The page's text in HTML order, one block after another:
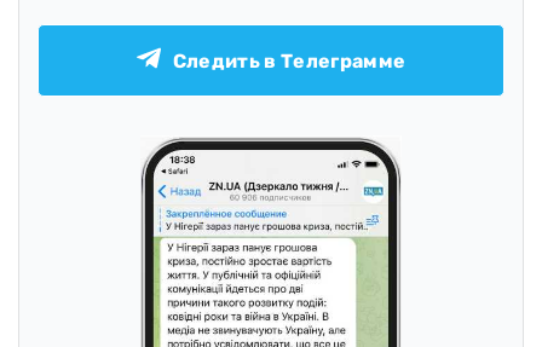
Следить в Телеграмме